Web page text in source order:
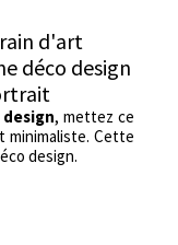
d'art
déco design
, mettez ce
minimaliste. Cette
design.